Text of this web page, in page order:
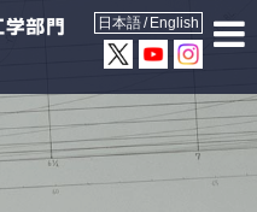
English
日本語